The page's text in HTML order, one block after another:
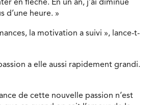
en flèche. En un an, j’ai diminué
d’une heure. »
la motivation a suivi », lance-t-
a elle aussi rapidement grandi.
de cette nouvelle passion n’est